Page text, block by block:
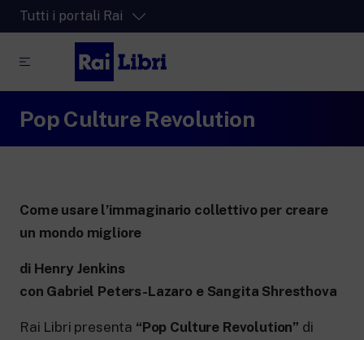
Tutti i portali Rai
RaiPlay
Lo spazio sicuro ricco di cartoni animati
Pop Culture Revolution
Come usare l’immaginario collettivo per creare
un mondo migliore
di Henry Jenkins
con Gabriel Peters-Lazaro e Sangita Shresthova
Rai Libri presenta “Pop Culture Revolution” di